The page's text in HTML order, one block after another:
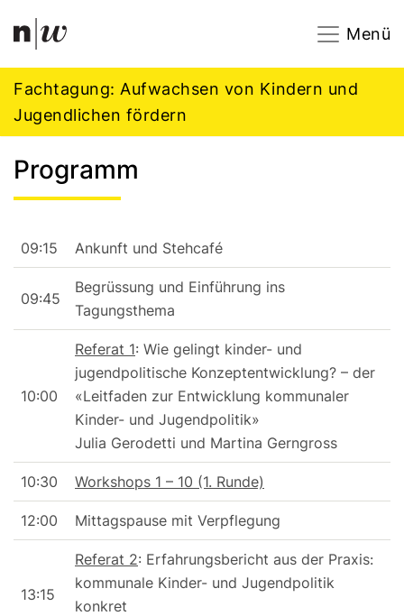
Navigation
Menü
Fachtagung: Aufwachsen von Kindern und
Jugendlichen fördern
Programm
09:15 Ankunft und Stehcafé
09:45
Begrüssung und Einführung ins
Tagungsthema
10:00
Referat 1: Wie gelingt kinder- und
jugendpolitische Konzeptentwicklung? – der
«Leitfaden zur Entwicklung kommunaler
Kinder- und Jugendpolitik»
Julia Gerodetti und Martina Gerngross
10:30 Workshops 1 – 10 (1. Runde)
12:00 Mittagspause mit Verpflegung
13:15
Referat 2: Erfahrungsbericht aus der Praxis:
kommunale Kinder- und Jugendpolitik
konkret
Footer